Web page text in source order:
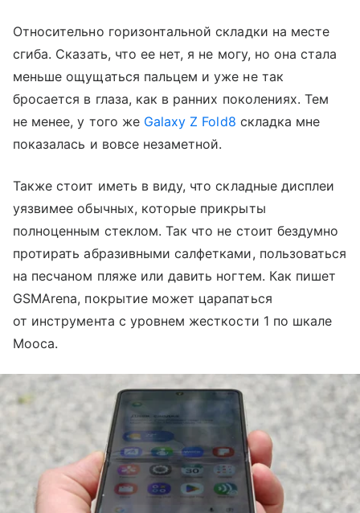
Относительно горизонтальной складки на месте
сгиба. Сказать, что ее нет, я не могу, но она стала
меньше ощущаться пальцем и уже не так
бросается в глаза, как в ранних поколениях. Тем
не менее, у того же Galaxy Z Fold8 складка мне
показалась и вовсе незаметной.
Также стоит иметь в виду, что складные дисплеи
уязвимее обычных, которые прикрыты
полноценным стеклом. Так что не стоит бездумно
протирать абразивными салфетками, пользоваться
на песчаном пляже или давить ногтем. Как пишет
GSMArena, покрытие может царапаться
от инструмента с уровнем жесткости 1 по шкале
Мооса.